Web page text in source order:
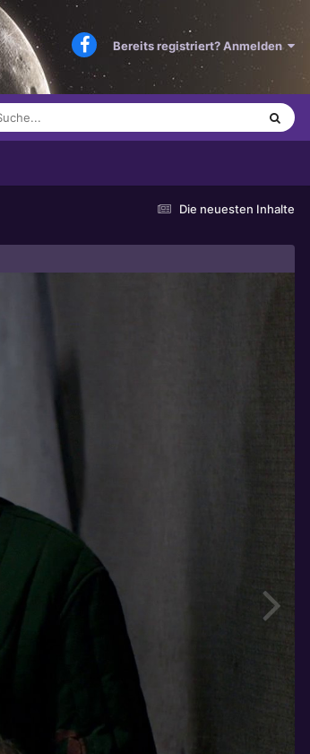
Bereits registriert? Anmelden
Die neuesten Inhalte